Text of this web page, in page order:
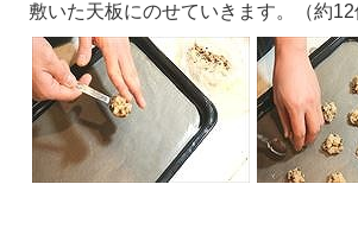
敷いた天板にのせていきます。（約12